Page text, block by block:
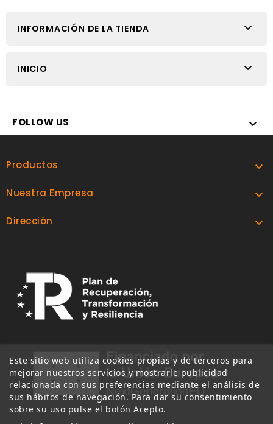
INFORMACIÓN DE LA TIENDA 
INICIO 
FOLLOW US 
Productos 
Nuestra Empresa 
Dirección 
Este sitio web utiliza cookies propias y de terceros para
mejorar nuestros servicios y mostrarle publicidad
relacionada con sus preferencias mediante el análisis de
sus hábitos de navegación. Para dar su consentimiento
sobre su uso pulse el botón Acepto.